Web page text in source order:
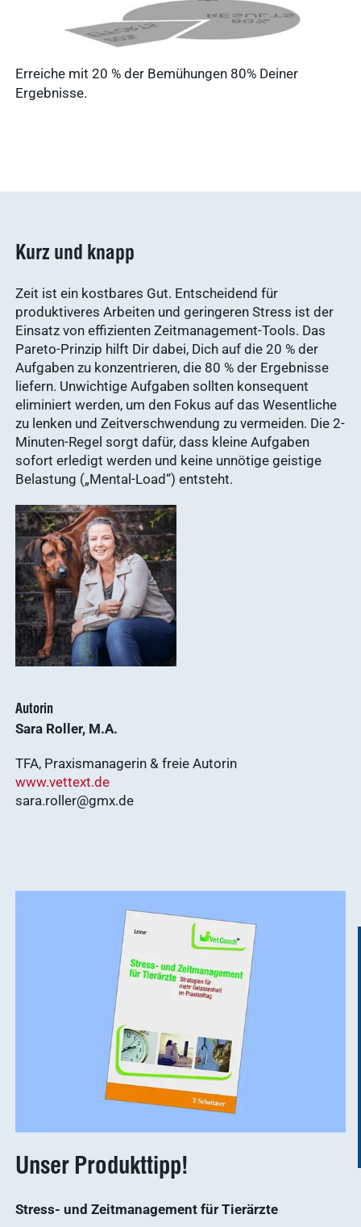
Ergebnisse
anzeigen
vitofyllin
anzeigen
Praxissoftware
Ergebnisse
anzeigen
Arzneimittel
Ergebnisse
anzeigen
novaderma
Ergebnisse
anzeigen
gründen
Mitgliedschaft
Ergebnisse
anzeigen
WDT-
Mitgliedschaft
Pharma-
Produktion
News & Socials
Erreiche mit 20 % der Bemühungen 80% Deiner
Ergebnisse.
Kurz und knapp
Zeit ist ein kostbares Gut. Entscheidend für
produktiveres Arbeiten und geringeren Stress ist der
Einsatz von effizienten Zeitmanagement-Tools. Das
Pareto-Prinzip hilft Dir dabei, Dich auf die 20 % der
Aufgaben zu konzentrieren, die 80 % der Ergebnisse
liefern. Unwichtige Aufgaben sollten konsequent
eliminiert werden, um den Fokus auf das Wesentliche
zu lenken und Zeitverschwendung zu vermeiden. Die 2-
Minuten-Regel sorgt dafür, dass kleine Aufgaben
sofort erledigt werden und keine unnötige geistige
Belastung („Mental-Load“) entsteht.
Autorin
Sara Roller, M.A.
TFA, Praxismanagerin & freie Autorin
www.vettext.de
sara.roller@gmx.de
Unser Produkttipp!
Stress- und Zeitmanagement für Tierärzte